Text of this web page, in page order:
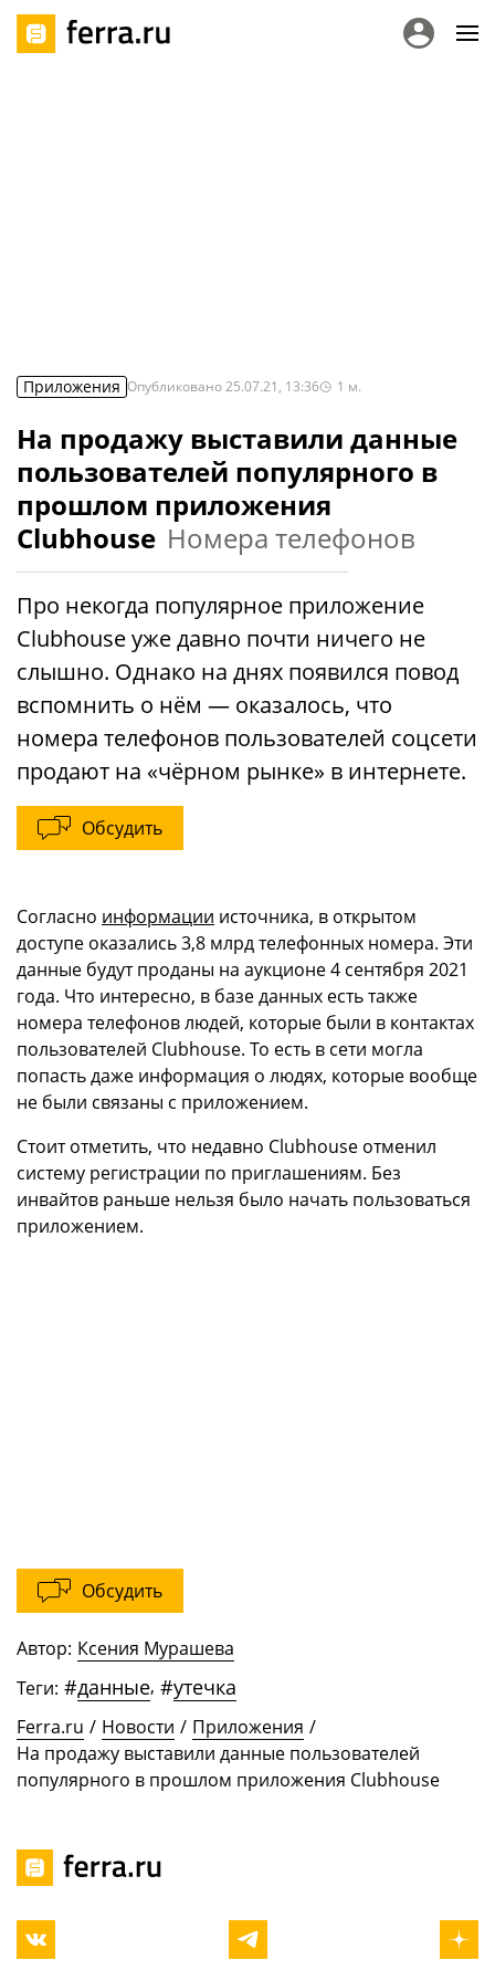
Приложения Опубликовано25.07.21, 13:36 1 м.
На продажу выставили данные
пользователей популярного в
прошлом приложения
Clubhouse Номера телефонов
Про некогда популярное приложение
Clubhouse уже давно почти ничего не
слышно. Однако на днях появился повод
вспомнить о нём — оказалось, что
номера телефонов пользователей соцсети
продают на «чёрном рынке» в интернете.
Обсудить
Согласно информации источника, в открытом
доступе оказались 3,8 млрд телефонных номера. Эти
данные будут проданы на аукционе 4 сентября 2021
года. Что интересно, в базе данных есть также
номера телефонов людей, которые были в контактах
пользователей Clubhouse. То есть в сети могла
попасть даже информация о людях, которые вообще
не были связаны с приложением.
Стоит отметить, что недавно Clubhouse отменил
систему регистрации по приглашениям. Без
инвайтов раньше нельзя было начать пользоваться
приложением.
Обсудить
Автор: Ксения Мурашева
Теги: #данные, #утечка
Ferra.ru / Новости / Приложения /
На продажу выставили данные пользователей
популярного в прошлом приложения Clubhouse